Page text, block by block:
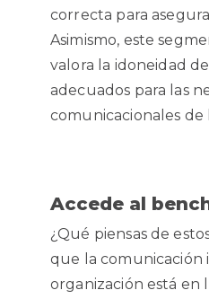
correcta para
Asimismo, este
valora la idoneidad
adecuados para las
comunicacionales de
Accede al
¿Qué piensas de
que la comunicación
organización está en